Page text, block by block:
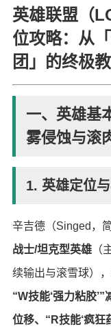
英雄联盟（
位攻略：从
团」的终极
一、英雄基
雾侵蚀与滚
1. 英雄定位
辛吉德（Singed，
战士/坦克型英雄（
续输出与滚雪球）
“W技能‘强力粘胶
位移、“R技能‘疯狂